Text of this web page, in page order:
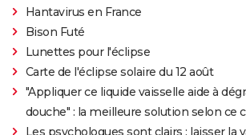
Hantavirus en France
Bison Futé
Lunettes pour l'éclipse
Carte de l'éclipse solaire du 12 août
"Appliquer ce liquide vaisselle aide à
douche" : la meilleure solution selon ce
Les psychologues sont clairs : laisser la